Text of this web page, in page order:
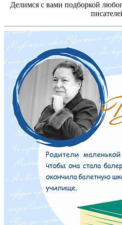
Делимся с вами подборкой